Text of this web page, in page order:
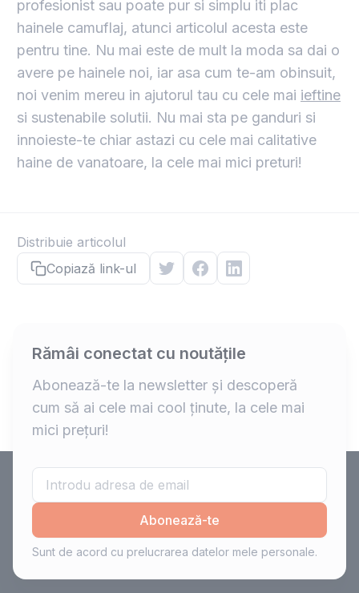
profesionist sau poate pur si simplu iti plac
hainele camuflaj, atunci articolul acesta este
pentru tine. Nu mai este de mult la moda sa dai o
avere pe hainele noi, iar asa cum te-am obinsuit,
noi venim mereu in ajutorul tau cu cele mai ieftine
si sustenabile solutii. Nu mai sta pe ganduri si
innoieste-te chiar astazi cu cele mai calitative
haine de vanatoare, la cele mai mici preturi!
Distribuie articolul
Copiază link-ul
Rămâi conectat cu noutățile
Abonează-te la newsletter și descoperă
cum să ai cele mai cool ținute, la cele mai
mici prețuri!
Abonează-te
Sunt de acord cu prelucrarea datelor mele personale.